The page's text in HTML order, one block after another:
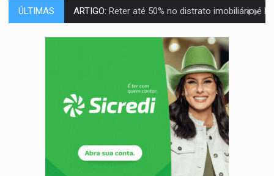
ÚLTIMAS DO HOSPITAL AO CAMPO: Veja as mais de 200 ações de Marcos
EXPANSÃO:Grupo Nova Era amplia presença em PVH e transforma Aramix
PCC amplia presença internacional e transforma Brasil em
CONEXÃO RONDONIAOVIVO:Museólogo Antônio Ocampo conduz a história de
EXTENSÃO DE DANOS: Ferroviários pedem ao Iphan recuperação de área
VARIANDO O CARDÁPIO:Veja essa receita de carne assada para o
PREJUÍZO AOS ESTUDANTES: Greve dos professores em PVH é